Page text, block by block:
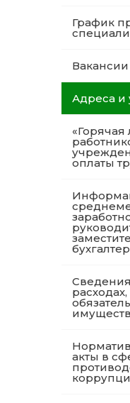
График
Вакансии
Адреса и
оплаты
акты в